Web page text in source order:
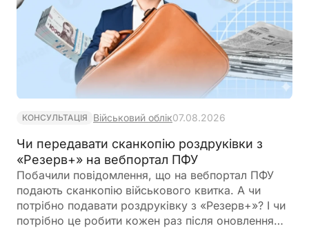
КОНСУЛЬТАЦІЯ Військовий облік07.08.2026
Чи передавати сканкопію роздруківки з
«Резерв+» на вебпортал ПФУ
Побачили повідомлення, що на вебпортал ПФУ
подають сканкопію військового квитка. А чи
потрібно подавати роздруківку з «Резерв+»? І чи
потрібно це робити кожен раз після оновлення